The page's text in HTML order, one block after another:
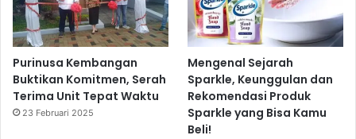
Purinusa Kembangan
Buktikan Komitmen, Serah
Terima Unit Tepat Waktu
23 Februari 2025
Mengenal Sejarah
Sparkle, Keunggulan dan
Rekomendasi Produk
Sparkle yang Bisa Kamu
Beli!